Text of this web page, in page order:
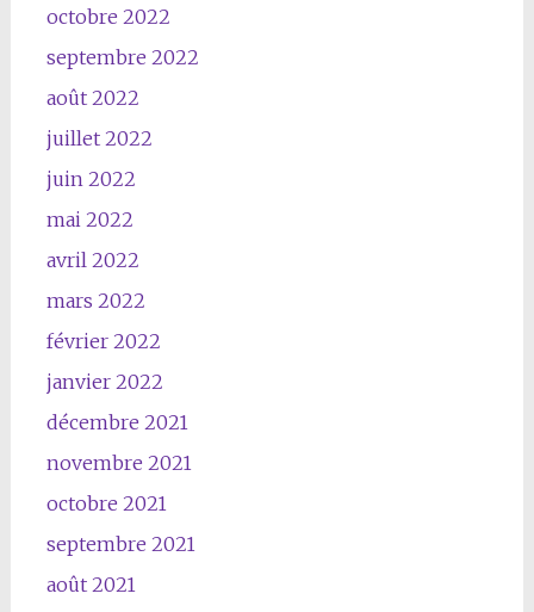
octobre 2022
septembre 2022
août 2022
juillet 2022
juin 2022
mai 2022
avril 2022
mars 2022
février 2022
janvier 2022
décembre 2021
novembre 2021
octobre 2021
septembre 2021
août 2021